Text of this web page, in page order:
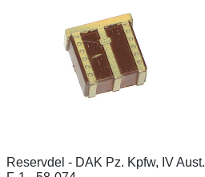
Reservdel - DAK Pz. Kpfw, IV Aust.